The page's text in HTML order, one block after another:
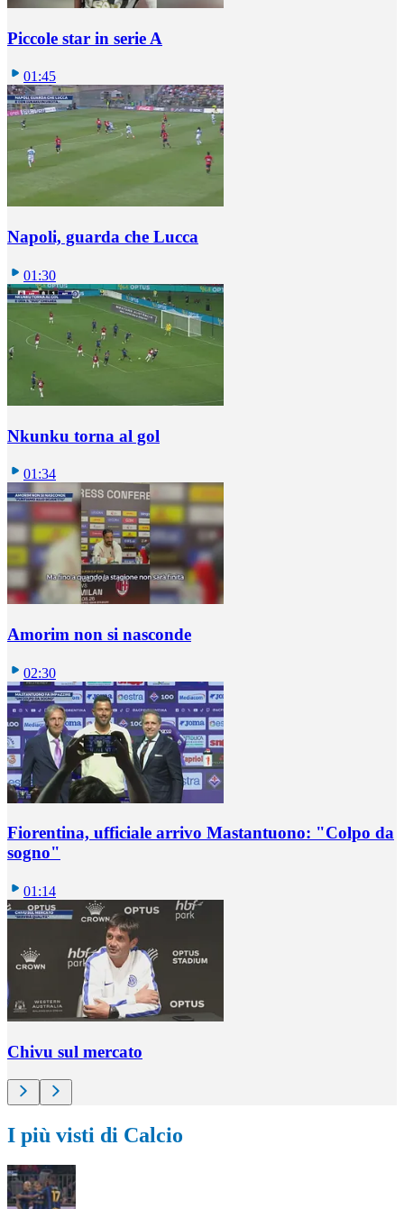
Piccole star in serie A
01:45
Napoli, guarda che Lucca
01:30
Nkunku torna al gol
01:34
Amorim non si nasconde
02:30
Fiorentina, ufficiale arrivo Mastantuono: "Colpo da
sogno"
01:14
Chivu sul mercato
I più visti di Calcio